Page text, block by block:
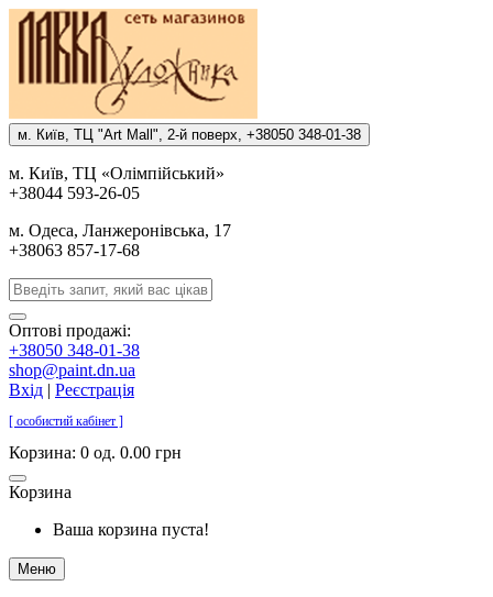
м. Киïв, ТЦ "Art Mall", 2-й поверх, +38050 348-01-38
м. Киïв, ТЦ «Олiмпiйський»
+38044 593-26-05
м. Одеса, Ланжеронiвська, 17
+38063 857-17-68
Оптові продажі:
+38050 348-01-38
shop@paint.dn.ua
Вхід | Реєстрація
[ особистий кабінет ]
Корзина: 0 од. 0.00 грн
Корзина
Ваша корзина пуста!
Меню